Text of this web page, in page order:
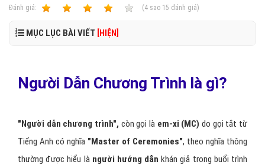
Ðánh giá:
(4 sao 15 đánh giá)
MỤC LỤC BÀI VIẾT [HIỆN]
Người Dẫn Chương Trình là gì?
"Người dẫn chương trình", còn gọi là em-xi (MC) do gọi tắt từ
Tiếng Anh có nghĩa "Master of Ceremonies", theo nghĩa thông
thường được hiểu là người hướng dẫnkhán giả trong buổi trình